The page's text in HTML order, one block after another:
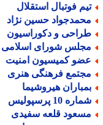
فوتبال استقلال
حسین نژاد
و دکوراسیون
شورای اسلامی
کمیسیون امنیت
فرهنگی هنری
هیروشیما
10 پرسپولیس
قلعه سفیدی